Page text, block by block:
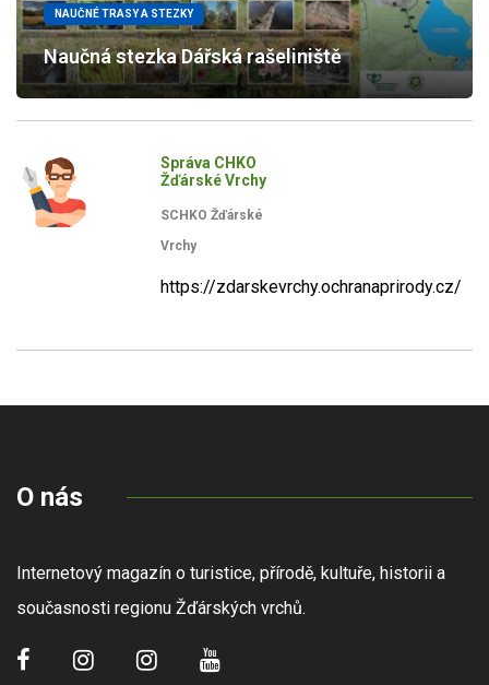
NAUČNÉ TRASY A STEZKY
Naučná stezka Dářská rašeliniště
Správa CHKO
Žďárské Vrchy
SCHKO Žďárské
Vrchy
https://zdarskevrchy.ochranaprirody.cz/
O nás
Internetový magazín o turistice, přírodě, kultuře, historii a
současnosti regionu Žďárských vrchů.